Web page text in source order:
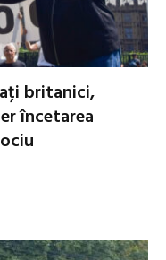
britanici,
încetarea